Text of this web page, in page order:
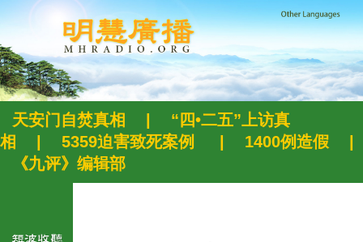
天安门自焚真相
“四•二五”上访真
相
5359迫害致死案例 1400例造假
《九评》编辑部